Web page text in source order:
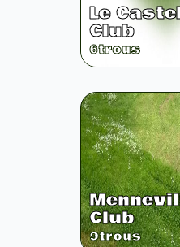
Le
Club
6trous
Club
9trous